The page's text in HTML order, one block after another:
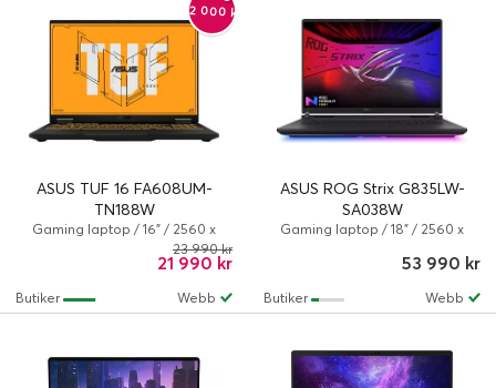
-2 000 kr
ASUS TUF 16 FA608UM-
TN188W
Gaming laptop / 16" / 2560 x
1600 / 165 Hz / Ryzen 7 / 32 GB / 1
TB / NVIDIA GeForce RTX 5070 /
21 990 kr
23 990 kr
Webb
Butiker
ASUS ROG Strix G835LW-
SA038W
Gaming laptop / 18" / 2560 x
275HX / 64 GB / 2 TB / NVIDIA
53 990 kr
Webb
Butiker